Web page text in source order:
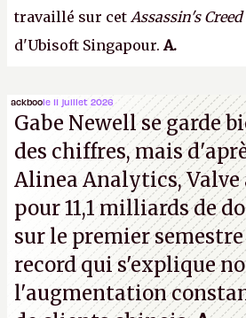
travaillé sur cet Assassin's Creed
d'Ubisoft Singapour.A.
ackboole 11 juillet 2026
Gabe Newell se garde
des chiffres, mais
Alinea Analytics,
pour 11,1 milliards de
sur le premier semestre
record qui s'explique
l'augmentation